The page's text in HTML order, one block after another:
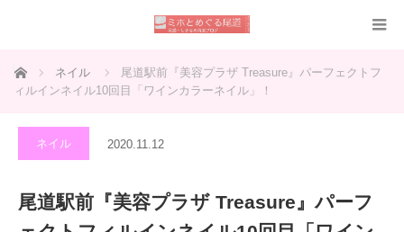
ホーム ネイル
尾道駅前『美容プラザ Treasure』パーフェクトフ
ィルインネイル10回目「ワインカラーネイル」！
ネイル 2020.11.12
尾道駅前『美容プラザ Treasure』パーフ